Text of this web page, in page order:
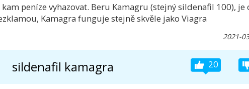
peníze vyhazovat. Beru Kamagru (stejný sildenafil 100), je
Kamagra funguje stejně skvěle jako Viagra
2021-
sildenafil kamagra 20